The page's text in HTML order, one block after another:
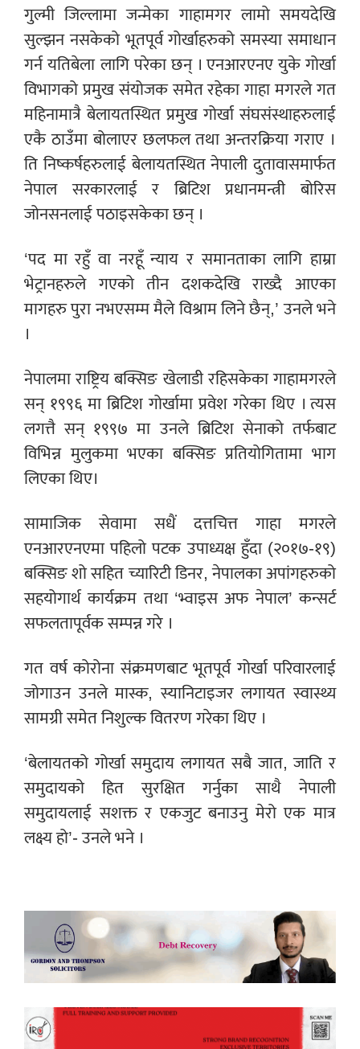
गुल्मी जिल्लामा जन्मेका गाहामगर लामो समयदेखि
सुल्झन नसकेको भूतपूर्व गोर्खाहरुको समस्या समाधान
गर्न यतिबेला लागि परेका छन् । एनआरएनए युके गोर्खा
विभागको प्रमुख संयोजक समेत रहेका गाहा मगरले गत
महिनामात्रै बेलायतस्थित प्रमुख गोर्खा संघसंस्थाहरुलाई
एकै ठाउँमा बोलाएर छलफल तथा अन्तरक्रिया गराए ।
ति निष्कर्षहरुलाई बेलायतस्थित नेपाली दुतावासमार्फत
नेपाल सरकारलाई र ब्रिटिश प्रधानमन्त्री बोरिस
जोनसनलाई पठाइसकेका छन् ।
‘पद मा रहुँ वा नरहूँ न्याय र समानताका लागि हाम्रा
भेट्रानहरुले गएको तीन दशकदेखि राख्दै आएका
मागहरु पुरा नभएसम्म मैले विश्राम लिने छैन्,’ उनले भने
।
नेपालमा राष्ट्रिय बक्सिङ खेलाडी रहिसकेका गाहामगरले
सन् १९९६ मा ब्रिटिश गोर्खामा प्रवेश गरेका थिए । त्यस
लगत्तै सन् १९९७ मा उनले ब्रिटिश सेनाको तर्फबाट
विभिन्न मुलुकमा भएका बक्सिङ प्रतियोगितामा भाग
लिएका थिए।
सामाजिक सेवामा सधैं दत्तचित्त गाहा मगरले
एनआरएनएमा पहिलो पटक उपाध्यक्ष हुँदा (२०१७-१९)
बक्सिङ शो सहित च्यारिटी डिनर, नेपालका अपांगहरुको
सहयोगार्थ कार्यक्रम तथा ‘भ्वाइस अफ नेपाल’ कन्सर्ट
सफलतापूर्वक सम्पन्न गरे ।
गत वर्ष कोरोना संक्रमणबाट भूतपूर्व गोर्खा परिवारलाई
जोगाउन उनले मास्क, स्यानिटाइजर लगायत स्वास्थ्य
सामग्री समेत निशुल्क वितरण गरेका थिए ।
‘बेलायतको गोर्खा समुदाय लगायत सबै जात, जाति र
समुदायको हित सुरक्षित गर्नुका साथै नेपाली
समुदायलाई सशक्त र एकजुट बनाउनु मेरो एक मात्र
लक्ष्य हो’- उनले भने ।